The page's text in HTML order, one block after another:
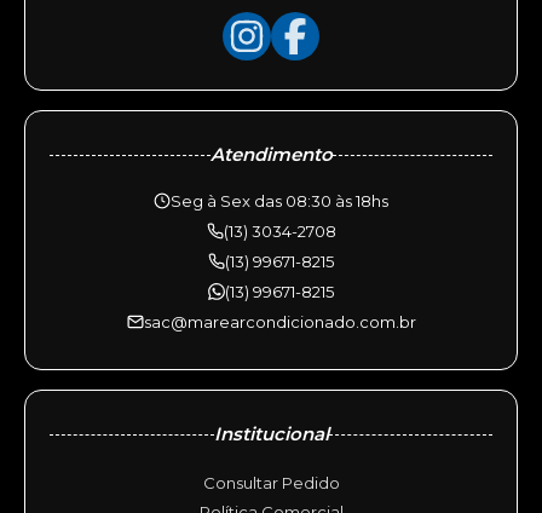
Atendimento
Seg à Sex das 08:30 às 18hs
(13) 3034-2708
(13) 99671-8215
(13) 99671-8215
sac@marearcondicionado.com.br
Institucional
Consultar Pedido